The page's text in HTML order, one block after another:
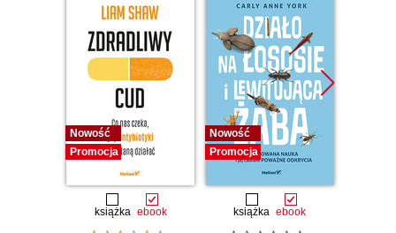
Nowość
Promocja
książka ebook
Nowość
Promocja
książka ebook